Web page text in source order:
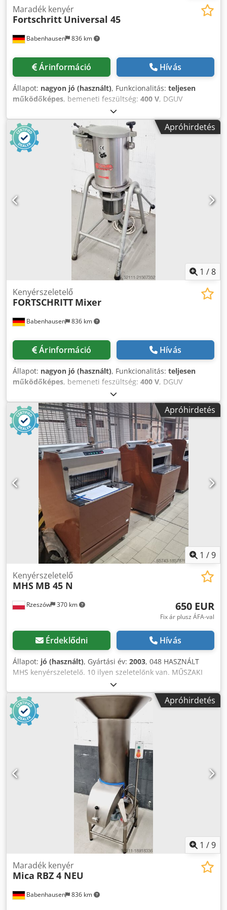
Babenhausen 836 km
Maradék kenyér
Fortschritt Universal 45
Árinformáció Hívás
Állapot: nagyon jó (használt), Funkcionalitás: teljesen
működőképes, bemeneti feszültség: 400 V, DGUV
tanúsítvánnyal rendelkezik eddig:
frekvencia:50 Hz, bemeneti áram típusa:háromfázisú,
Univerzális keverőgép Keverő típus 45 Tálkapacitás kb. 45
liter 180°-os billentő funkcióval Teljesítmény kb. 10–180
liter/óra ÚJ elektromos rendszer Csak nálunk DGUV V3
vizsgálattal Csatlakozás: 400V, 16A-CEE dugó Használt gép
Számos további pékipari gép raktáron! Cjdpfx Ahot Em A
Apróhirdetés
1 /8
Babenhausen 836 km
Kenyérszeletelő
FORTSCHRITT Mixer
Árinformáció Hívás
Állapot: nagyon jó (használt), Funkcionalitás: teljesen
működőképes, bemeneti feszültség: 400 V, DGUV
tanúsítvánnyal rendelkezik eddig:
frekvencia:50 Hz, bemeneti áram típusa:háromfázisú,
Univerzális keverő Fortschritt Crjdpfx Ahsyunk Es Ujf
Univerzális gép Keverő típusa: 15 Tál térfogata kb. 15 liter
180°-ban billenthető funkcióval Csak nálunk DGUV V3
vizsgálattal Csatlakozás: 400V, 16A-CEE dugó Használt gép
További gépek is raktáron vannak!
Apróhirdetés
1 /9
Rzeszów 370 km
Kenyérszeletelő
MHS MB 45 N
650 EUR
Fix ár plusz ÁFA-val
Érdeklődni Hívás
Állapot: jó (használt), Gyártási év: 2003, 048 HASZNÁLT
MHS kenyérszeletelő. 10 ilyen szeletelőnk van. MŰSZAKI
ADATOK: Crsdpfx Ahov A Umro Uef - szeletvastagság 11
mm, - 400 V-os tápegység Választható fizetős lehetőségek:
szállítás. A megadott ár nettó ár. BESZÉLÜNK ANGOL,
NÉMET, FRANCIA, OROSZ, UKRÁN nyelven. A készülék
készen áll a megtekintésre és raktárunkban van (36-068
Apróhirdetés
1 /9
Babenhausen 836 km
Maradék kenyér
Mica RBZ 4 NEU